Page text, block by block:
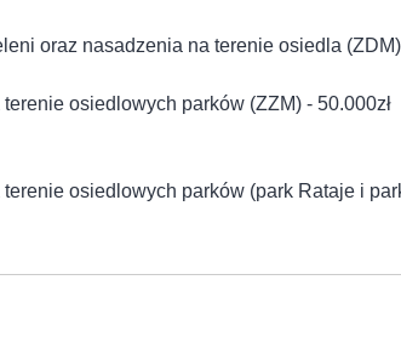
oraz nasadzenia na terenie osiedla
osiedlowych parków (ZZM) - 50.000zł
osiedlowych parków (park Rataje i